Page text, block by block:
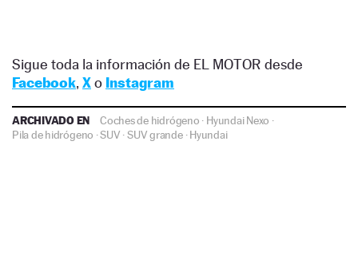
Sigue toda la información de EL MOTOR desde
Facebook, Xo Instagram
ARCHIVADO EN Coches de hidrógeno · Hyundai Nexo ·
Pila de hidrógeno ·SUV ·SUV grande·Hyundai